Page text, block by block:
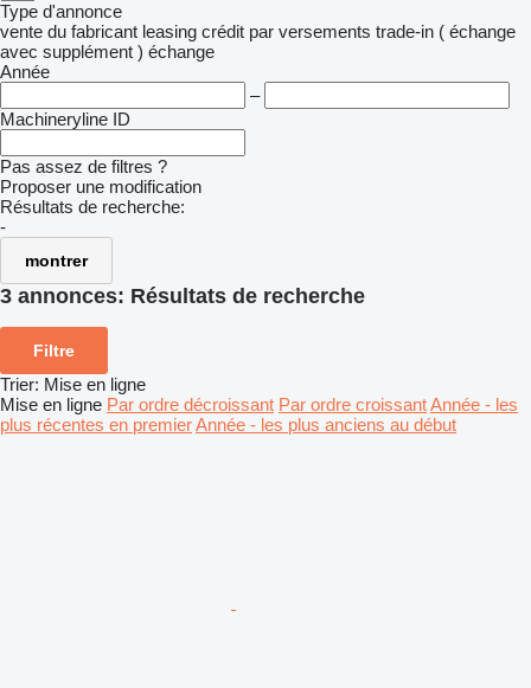
Type d'annonce
vente du fabricant leasing crédit par versements trade-in ( échange
avec supplément ) échange
Année
–
Machineryline ID
Pas assez de filtres ?
Proposer une modification
Résultats de recherche:
-
montrer
3 annonces: Résultats de recherche
Filtre
Trier: Mise en ligne
Mise en ligne Par ordre décroissant Par ordre croissantAnnée - les
plus récentes en premierAnnée - les plus anciens au début